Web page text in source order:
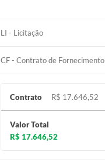
LI - Licitação
CF - Contrato de Fornecimento
Contrato
R$ 17.646,52
Valor Total
R$ 17.646,52